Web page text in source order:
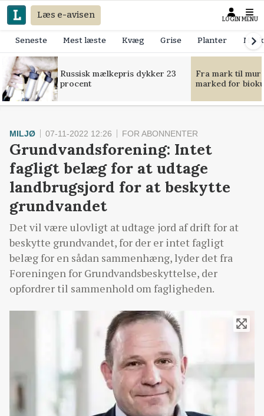
Læs e-avisen LOGIN MENU
Seneste Mest læste Kvæg Grise Planter
Russisk mælkepris dykker 23
procent
Fra mark til
marked for
MILJØ 07-11-2022 12:26 FOR ABONNENTER
Grundvandsforening: Intet
fagligt belæg for at udtage
landbrugsjord for at beskytte
grundvandet
Det vil være ulovligt at udtage jord af drift for at
beskytte grundvandet, for der er intet fagligt
belæg for en sådan sammenhæng, lyder det fra
Foreningen for Grundvandsbeskyttelse, der
opfordrer til sammenhold om fagligheden.